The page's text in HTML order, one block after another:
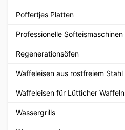
Poffertjes Platten
Professionelle Softeismaschinen
Regenerationsöfen
Waffeleisen aus rostfreiem Stahl
Waffeleisen für Lütticher Waffeln
Wassergrills